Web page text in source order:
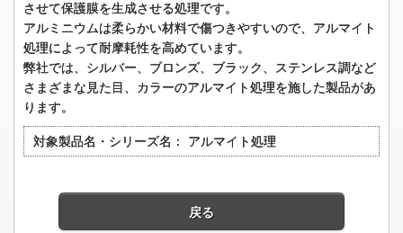
させて保護膜を生成させる処理です。
アルミニウムは柔らかい材料で傷つきやすいので、アルマイト
処理によって耐摩耗性を高めています。
弊社では、シルバー、ブロンズ、ブラック、ステンレス調など
さまざまな見た目、カラーのアルマイト処理を施した製品があ
ります。
対象製品名・シリーズ名： アルマイト処理
戻る